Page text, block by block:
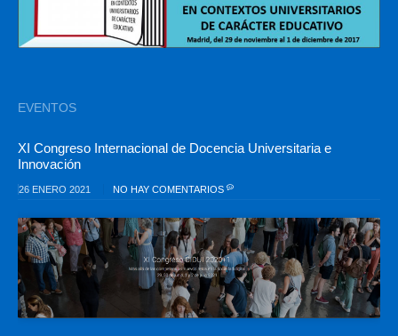
EVENTOS
XI Congreso Internacional de Docencia Universitaria e
Innovación
26 ENERO 2021 NO HAY COMENTARIOS